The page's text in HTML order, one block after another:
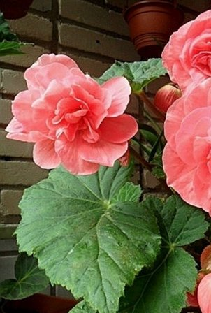
Выберите город
Обратный звонокЗаказать обратный
Каталог
Семена
Грунты
Газонные травы, сидераты
Горшки, рассадники, аксессуары
Посадочный материал
Садовый инструмент, инвентарь
Консервирование
Средства защиты, удобрения,
Обустройство сада, декор